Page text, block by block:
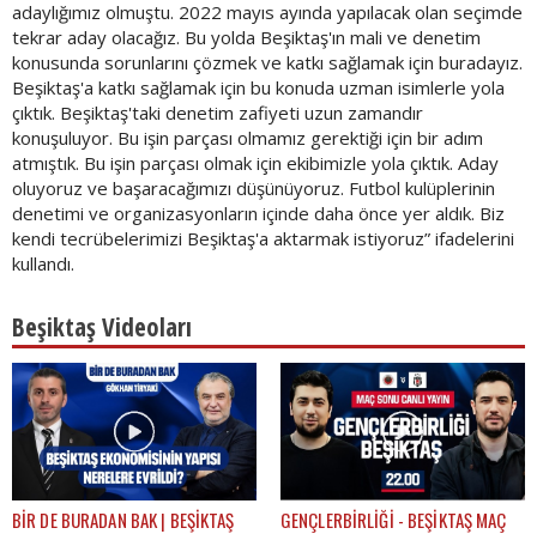
adaylığımız olmuştu. 2022 mayıs ayında yapılacak olan seçimde
tekrar aday olacağız. Bu yolda Beşiktaş'ın mali ve denetim
konusunda sorunlarını çözmek ve katkı sağlamak için buradayız.
Beşiktaş'a katkı sağlamak için bu konuda uzman isimlerle yola
çıktık. Beşiktaş'taki denetim zafiyeti uzun zamandır
konuşuluyor. Bu işin parçası olmamız gerektiği için bir adım
atmıştık. Bu işin parçası olmak için ekibimizle yola çıktık. Aday
oluyoruz ve başaracağımızı düşünüyoruz. Futbol kulüplerinin
denetimi ve organizasyonların içinde daha önce yer aldık. Biz
kendi tecrübelerimizi Beşiktaş'a aktarmak istiyoruz” ifadelerini
kullandı.
Beşiktaş Videoları
BİR DE BURADAN BAK | BEŞİKTAŞ
GENÇLERBİRLİĞİ - BEŞİKTAŞ MAÇ